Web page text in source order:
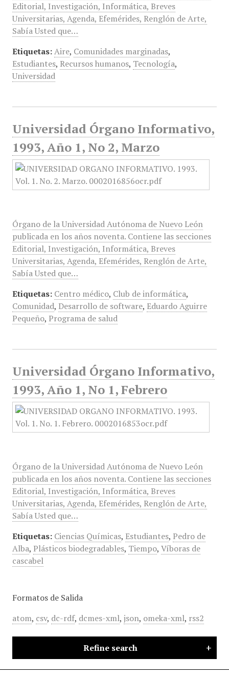
Editorial, Investigación, Informática, Breves
Universitarias, Agenda, Efemérides, Renglón de Arte,
Sabía Usted que…
Etiquetas: Aire, Comunidades marginadas,
Estudiantes, Recursos humanos, Tecnología,
Universidad
Universidad Órgano Informativo,
1993, Año 1, No 2, Marzo
Órgano de la Universidad Autónoma de Nuevo León
publicada en los años noventa. Contiene las secciones
Editorial, Investigación, Informática, Breves
Universitarias, Agenda, Efemérides, Renglón de Arte,
Sabía Usted que…
Etiquetas: Centro médico, Club de informática,
Comunidad, Desarrollo de software, Eduardo Aguirre
Pequeño, Programa de salud
Universidad Órgano Informativo,
1993, Año 1, No 1, Febrero
Órgano de la Universidad Autónoma de Nuevo León
publicada en los años noventa. Contiene las secciones
Editorial, Investigación, Informática, Breves
Universitarias, Agenda, Efemérides, Renglón de Arte,
Sabía Usted que…
Etiquetas: Ciencias Químicas, Estudiantes, Pedro de
Alba, Plásticos biodegradables, Tiempo, Víboras de
cascabel
Formatos de Salida
atom, csv, dc-rdf, dcmes-xml, json, omeka-xml, rss2
Refine search